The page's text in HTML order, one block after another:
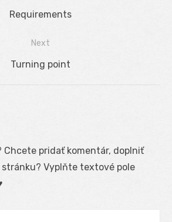
Previous
Requirements
Next
Next
Turning point
Chcete pridať komentár, doplniť
Vyplňte textové pole